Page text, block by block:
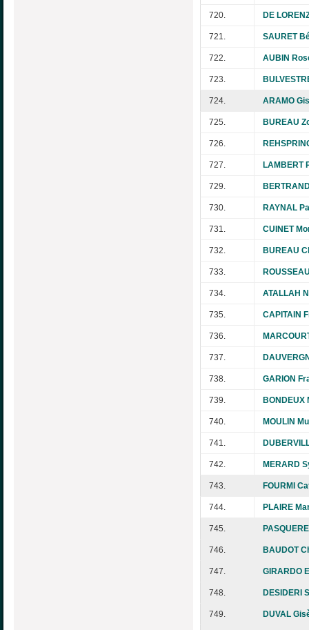
720. DE
721. SAURET
722. AUBIN
723.
724. ARAMO
725. BUREAU
726.
727. LAMBERT
729.
730. RAYNAL
731. CUINET
732. BUREAU
733.
734. ATALLAH
735. CAPITAIN
736.
737.
738. GARION
739. BONDEUX
740. MOULIN
741.
742. MERARD
743. FOURMI
744. PLAIRE
745.
746. BAUDOT
747. GIRARDO
748. DESIDERI
749. DUVAL